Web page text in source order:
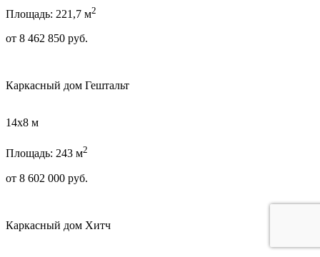
Площадь: 221,7 м2
от 8 462 850 руб.
Каркасный дом Гештальт
14х8 м
Площадь: 243 м2
от 8 602 000 руб.
Каркасный дом Хитч